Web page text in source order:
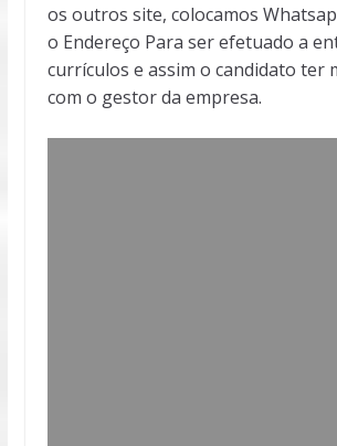
os outros site, colocamos
o Endereço Para ser efetuado a
currículos e assim o candidato ter
com o gestor da empresa.